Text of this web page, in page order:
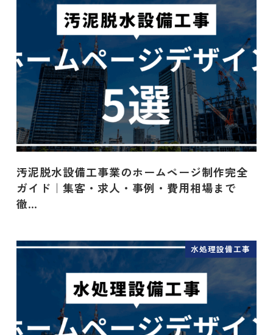
汚泥脱水設備工事業のホームページ制作完全
ガイド｜集客・求人・事例・費用相場まで
徹…
水処理設備工事